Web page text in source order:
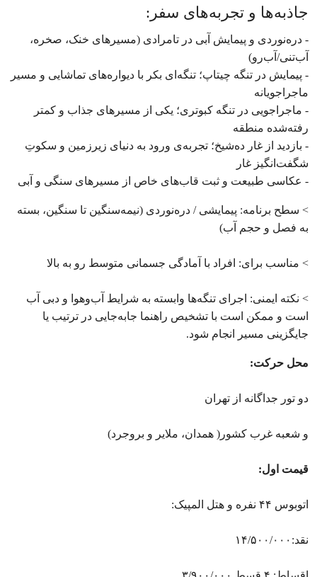
جاذبه‌ها و تجربه‌های سفر:
- دره‌نوردی و پیمایش آبی در تامرادی (مسیرهای خنک، صخره،
آب‌تنی/آب‌رو)
- پیمایش در تنگه چیتاپ؛ تنگه‌ای بکر با دیواره‌های تماشایی و مسیر
ماجراجویانه
- ماجراجویی در تنگه کبوتری؛ یکی از مسیرهای جذاب و کمتر
رفته‌شده منطقه
- بازدید از غار ده‌شیخ؛ تجربه‌ی ورود به دنیای زیرزمین و سکوتِ
شگفت‌انگیز غار
- عکاسی طبیعت و ثبت قاب‌های خاص از مسیرهای سنگی و آبی
> سطح برنامه: پیمایشی / دره‌نوردی (نیمه‌سنگین تا سنگین، بسته
به فصل و حجم آب)
> مناسب برای: افراد با آمادگی جسمانی متوسط رو به بالا
> نکته ایمنی: اجرای تنگه‌ها وابسته به شرایط آب‌وهوا و دبی آب
است و ممکن است با تشخیص راهنما جابه‌جایی در ترتیب یا
جایگزینی مسیر انجام شود.
محل حرکت:
دو تور جداگانه از تهران
و شعبه غرب کشور( همدان، ملایر و بروجرد)
قیمت اول:
اتوبوس ۴۴ نفره و هتل المپیک:
نقد:۱۴/۵۰۰/۰۰۰